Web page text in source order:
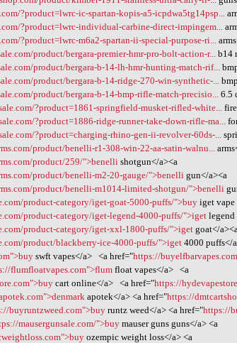
?product=lwrc-ic-spartan-kopis-a5-icpdwa5tg14psp...
?product=lwrc-individual-carbine-direct-impingem...
?product=lwrc-m6a2-spartan-ii-special-purpose-ri...
product/bergara-premier-hmr-pro-bolt-action-r... b14
product/bergara-b-14-lh-hmr-hunting-match-rif...
product/bergara-b-14-ridge-270-win-synthetic-...
product/bergara-b-14-bmp-rifle-match-precisio... 6.5
?product=1861-springfield-musket-rifled-white...
?product=1886-ridge-runner-take-down-rifle-ma...
?product=charging-rhino-gen-ii-revolver-60ds-...
product/benelli-r1-308-win-22-aa-satin-walnu...
product/259/">benelli shotgun</a><a
product/benelli-m2-20-gauge/">benelli gun</a><a
product/benelli-m1014-limited-shotgun/">benelli
product-category/iget-goat-5000-puffs/">buy iget
product-category/iget-legend-4000-puffs/">iget legend
product-category/iget-xxl-1800-puffs/">igetgoat</
product/blackberry-ice-4000-puffs/">iget 4000 puffs</
swft vapes</a> <a href="https://
flumfloatvapes.com">flumfloat vapes</a> <a
cart online</a> <a href="https://
apotek</a> <a href="https://
buyruntzweed.com">buy runtz weed</a> <a href="https://
mausergunsale.com/">buymauser guns guns</a> <a
ozempic weight loss</a> <a